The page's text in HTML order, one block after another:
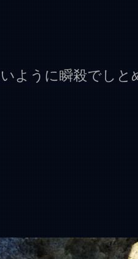
ように瞬殺でしと